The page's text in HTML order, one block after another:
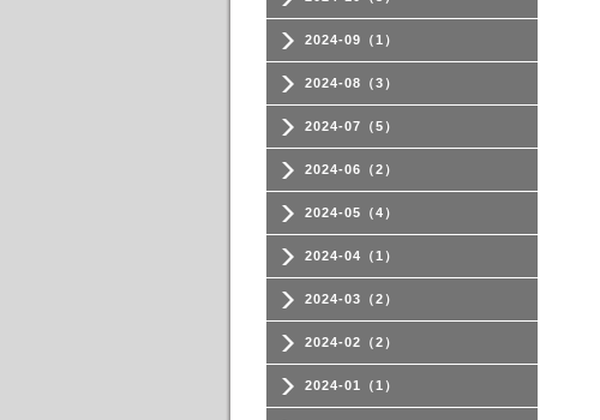
2024-09（1）
2024-08（3）
2024-07（5）
2024-06（2）
2024-05（4）
2024-04（1）
2024-03（2）
2024-02（2）
2024-01（1）